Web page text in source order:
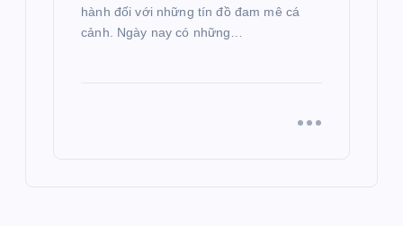
hành đối với những tín đồ đam mê cá
cảnh. Ngày nay có những…